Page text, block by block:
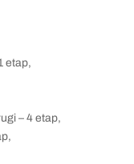
etap,
– 4 etap,